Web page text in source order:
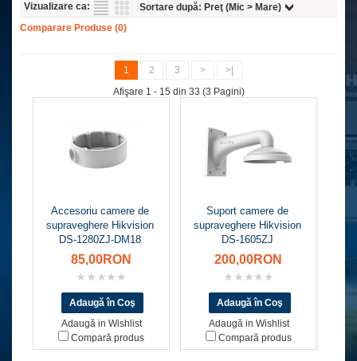
Vizualizare ca: Sortare după: Preţ (Mic > Mare)
Comparare Produse (0)
1 2 3 >
>|
Afişare 1 - 15 din 33 (3 Pagini)
Accesoriu camere de
supraveghere Hikvision
DS-1280ZJ-DM18
85,00RON
Adaugă in Wishlist
Compară produs
Suport camere de
supraveghere Hikvision
DS-1605ZJ
200,00RON
Adaugă in Wishlist
Compară produs